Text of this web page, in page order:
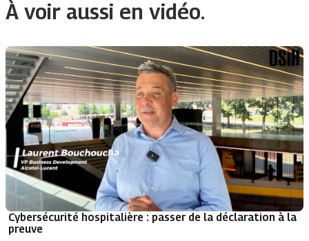
À voir aussi en vidéo.
Cybersécurité hospitalière : passer de la déclaration à la
preuve